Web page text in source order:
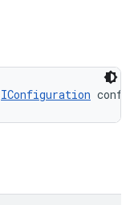
IConfiguration